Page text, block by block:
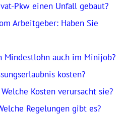
Pkw einen Unfall gebaut?
Arbeitgeber: Haben Sie
Mindestlohn auch im Minijob?
kosten?
Kosten verursacht sie?
Regelungen gibt es?